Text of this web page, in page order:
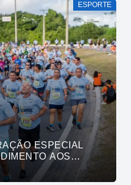
ESPORTE
ESPECIAL
AOS
INTERNACIONAL